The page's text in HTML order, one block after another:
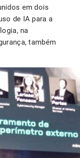
em dois
de IA para a
na
também